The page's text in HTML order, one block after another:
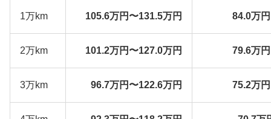
1万km 105.6万円〜131.5万円 84.0万
2万km 101.2万円〜127.0万円 79.6万
3万km 96.7万円〜122.6万円 75.2万